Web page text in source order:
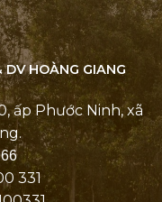
DVHOÀNG GIANG
ấp Phước Ninh, xã
331